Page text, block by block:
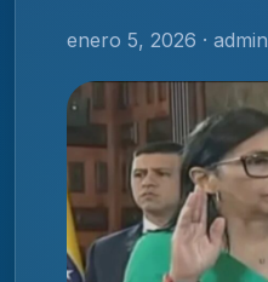
enero 5, 2026 · admin